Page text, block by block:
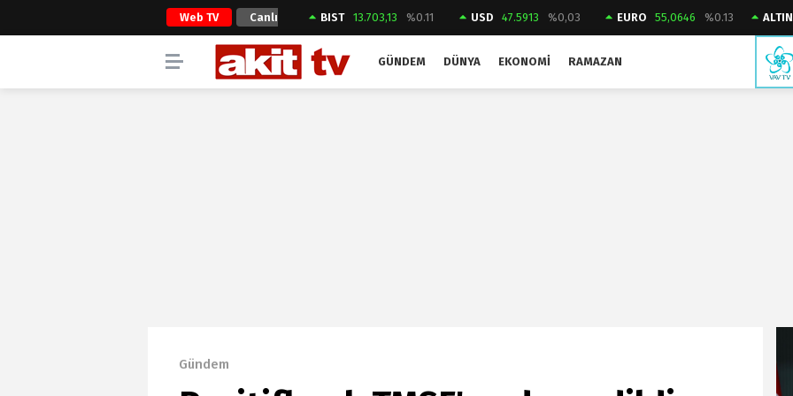
Web TV Canlı
Yayın
BIST 13.703,13 %0.11 USD 47.5913 %0,03 EURO 55,0646 %0.13 ALTIN
GÜNDEM DÜNYA EKONOMI RAMAZAN
Gündem